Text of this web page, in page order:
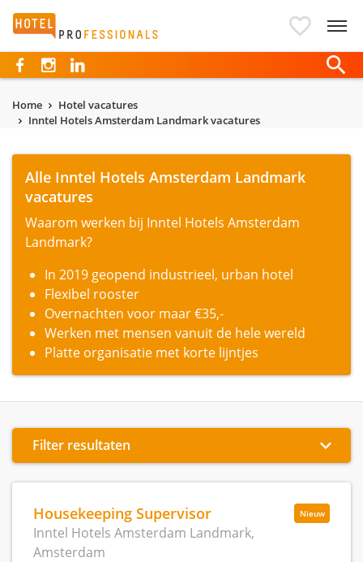
Hotelprofessionals
Home
Hotel vacatures
Inntel Hotels Amsterdam Landmark vacatures
Alle Inntel Hotels Amsterdam Landmark
vacatures
Waarom werken bij Inntel Hotels Amsterdam
Landmark?
In 2019 geopend industrieel, urban hotel
Flexibel rooster
Overnachten voor maar €35,-
Werken met mensen vanuit de hele wereld
Platte organisatie met korte lijntjes
Filter resultaten
Nieuw
Housekeeping Supervisor
Inntel Hotels Amsterdam Landmark,
Amsterdam